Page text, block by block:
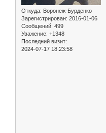
Откуда: Воронеж-Бурденко
Зарегистрирован: 2016-01-06
Сообщений: 499
Уважение: +1348
Последний визит:
2024-07-17 18:23:58